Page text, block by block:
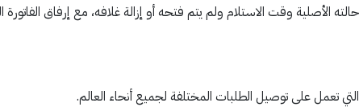
الطلب على أن يكون في حالته الأصلية وقت الاستلام ولم يتم فتحه أو إزالة غلافه، مع إرفاق
على توصيل الطلبات المختلفة لجميع أنحاء العالم.